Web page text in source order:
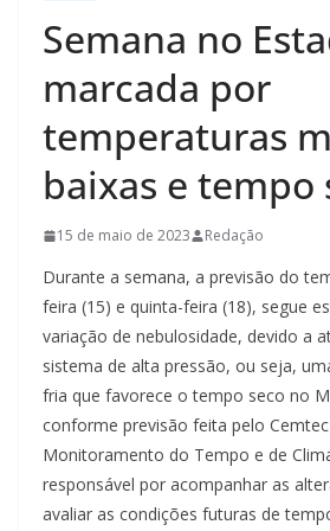
Semana no
marcada por
temperaturas
baixas e tempo
15 de maio de 2023 Redação
Durante a semana, a previsão do
feira (15) e quinta-feira (18), segue
variação de nebulosidade, devido a
sistema de alta pressão, ou seja,
fria que favorece o tempo seco no
conforme previsão feita pelo
Monitoramento do Tempo e de
responsável por acompanhar as
avaliar as condições futuras de